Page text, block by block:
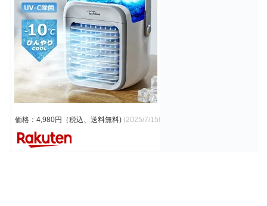
価格：4,980円（税込、送料無料) (2025/7/15時点)